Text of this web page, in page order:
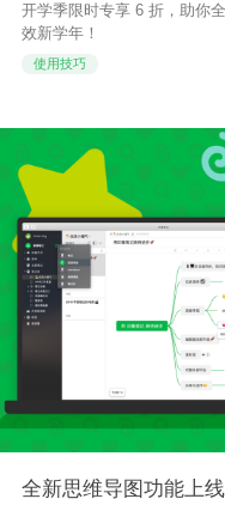
开学季限时专享 6 折，助你
效新学年！
使用技巧
全新思维导图功能上